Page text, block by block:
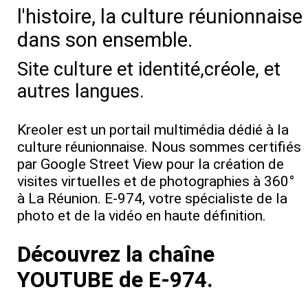
l'histoire, la culture réunionnaise
dans son ensemble.
Site culture et identité,créole, et
autres langues.
Kreoler est un portail multimédia dédié à la
culture réunionnaise. Nous sommes certifiés
par Google Street View pour la création de
visites virtuelles et de photographies à 360°
à La Réunion. E‑974, votre spécialiste de la
photo et de la vidéo en haute définition.
Découvrez la chaîne
YOUTUBE de E-974.